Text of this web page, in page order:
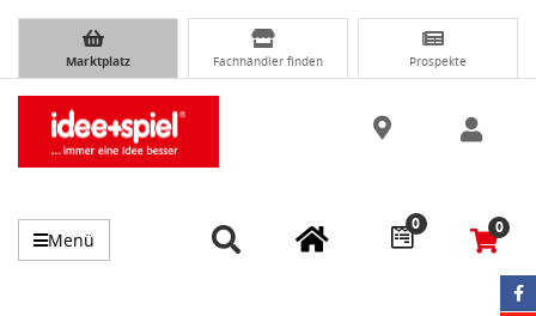
Marktplatz Fachhändler finden Prospekte
Menü
0 0